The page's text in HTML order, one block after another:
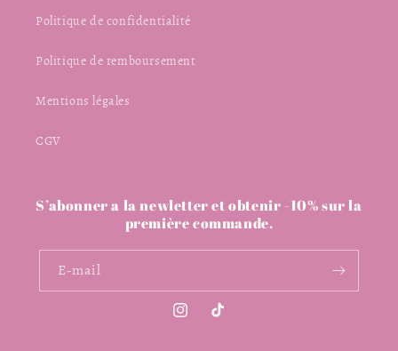
Politique de confidentialité
Politique de remboursement
Mentions légales
CGV
S’abonner a la newletter et obtenir -10% sur la
première commande.
E-mail
InstagramTikTok